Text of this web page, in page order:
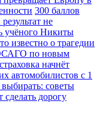
300 баллов
не
учёного Никиты
известно о трагедии
по новым
начнёт
автомобилистов с 1
советы
дорогу